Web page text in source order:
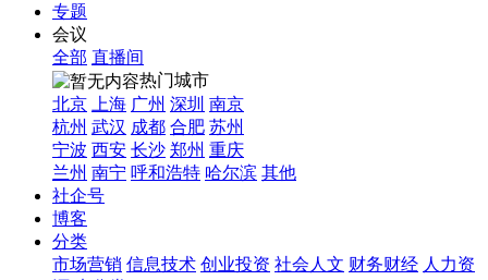
专题
会议
全部 直播间
热门城市
北京
上海 广州 深圳 南京
杭州 武汉 成都 合肥 苏州
宁波 西安 长沙 郑州 重庆
兰州 南宁 呼和浩特 哈尔滨 其他
社企号
博客
分类
市场营销 信息技术 创业投资 社会人文 财务财经 人力资